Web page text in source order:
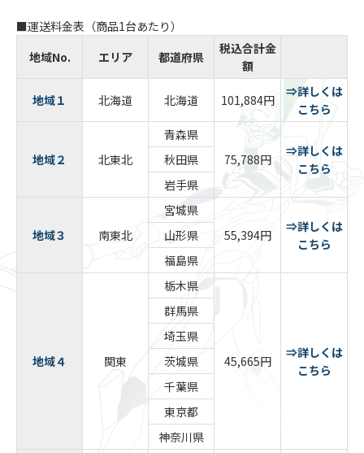
■運送料金表（商品1台あたり）
地域No.
エリア 都道府県
税込合計金
額
地域１ 北海道 北海道 101,884円
⇒詳しくは
こちら
地域２ 北東北
青森県
75,788円
⇒詳しくは
こちら
秋田県
岩手県
地域３ 南東北
宮城県
55,394円
⇒詳しくは
こちら
山形県
福島県
地域４ 関東
栃木県
45,665円
⇒詳しくは
こちら
群馬県
埼玉県
茨城県
千葉県
東京都
神奈川県